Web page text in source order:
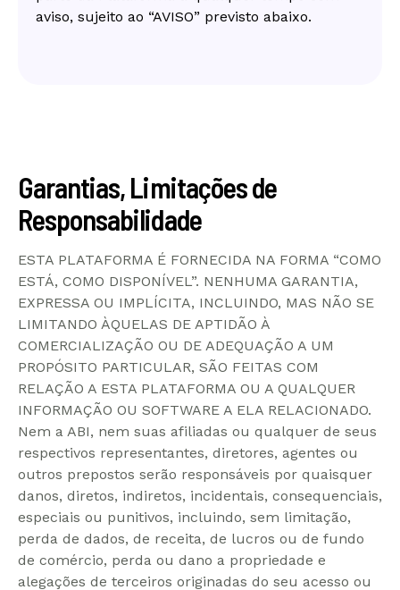
aviso, sujeito ao “AVISO” previsto abaixo.
Garantias, Limitações de
Responsabilidade
ESTA PLATAFORMA É FORNECIDA NA FORMA “COMO
ESTÁ, COMO DISPONÍVEL”. NENHUMA GARANTIA,
EXPRESSA OU IMPLÍCITA, INCLUINDO, MAS NÃO SE
LIMITANDO ÀQUELAS DE APTIDÃO À
COMERCIALIZAÇÃO OU DE ADEQUAÇÃO A UM
PROPÓSITO PARTICULAR, SÃO FEITAS COM
RELAÇÃO A ESTA PLATAFORMA OU A QUALQUER
INFORMAÇÃO OU SOFTWARE A ELA RELACIONADO.
Nem a ABI, nem suas afiliadas ou qualquer de seus
respectivos representantes, diretores, agentes ou
outros prepostos serão responsáveis por quaisquer
danos, diretos, indiretos, incidentais, consequenciais,
especiais ou punitivos, incluindo, sem limitação,
perda de dados, de receita, de lucros ou de fundo
de comércio, perda ou dano a propriedade e
alegações de terceiros originadas do seu acesso ou